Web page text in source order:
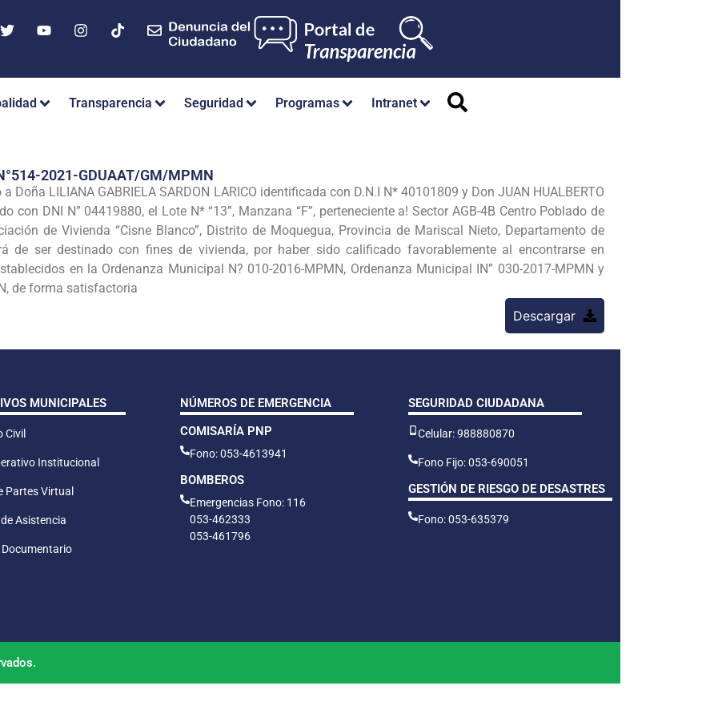
Transparencia Seguridad Programas Intranet
2021-GDUAAT/GM/MPMN
Doña LILIANA GABRIELA SARDON LARICO identificada con D.N.I N* 40101809 y Don JUAN HUALBERTO
con DNI N” 04419880, el Lote N* “13”, Manzana “F”, perteneciente a! Sector AGB-4B Centro Poblado de
de Vivienda “Cisne Blanco”, Distrito de Moquegua, Provincia de Mariscal Nieto, Departamento de
de ser destinado con fines de vivienda, por haber sido calificado favorablemente al encontrarse en
en la Ordenanza Municipal N? 010-2016-MPMN, Ordenanza Municipal IN” 030-2017-MPMN y
de forma satisfactoria
Descargar
MUNICIPALES
Civil
Institucional
Partes Virtual
Asistencia
NÚMEROS DE EMERGENCIA
COMISARÍA PNP
Fono: 053-4613941
BOMBEROS
Emergencias Fono: 116
053-462333
053-461796
SEGURIDAD CIUDADANA
Celular: 988880870
Fono Fijo: 053-690051
GESTIÓN DE RIESGO DE DESASTRES
Fono: 053-635379